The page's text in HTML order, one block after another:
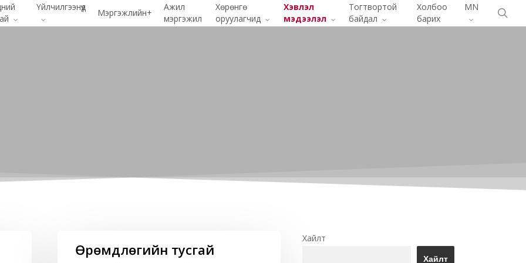
Үйлчилгээнүүд
Мэргэжлийн+
Ажил
мэргэжил
Хөрөнгө
оруулагчид
Хэвлэл
мэдээлэл
Тогтвортой
байдал
Холбоо
барих
MN
тусгайӨрөмдлөгийн тусгай
Хайлт
Хайлт
Menu